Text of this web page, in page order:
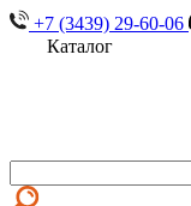
+7 (3439) 29-60-06
Каталог